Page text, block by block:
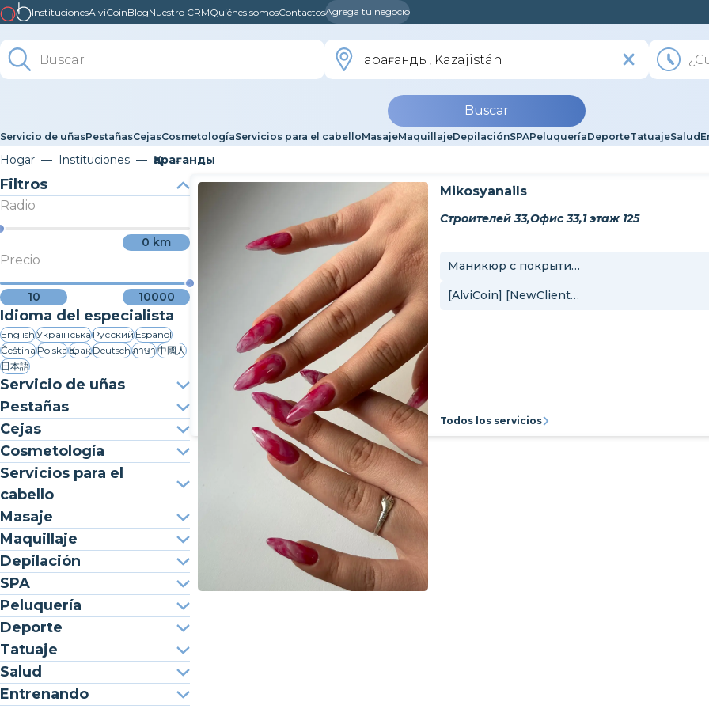
InstitucionesAlviCoinBlogNuestro CRMQuiénes somosContactosAgrega tu negocio
Buscar
Servicio de uñasPestañasCejasCosmetologíaServicios para el cabelloMasajeMaquillajeDepilaciónSPAPeluqueríaDeporteTatuajeSalud
Hogar Instituciones Қарағанды
Filtros
Radio
0 km
Precio
10 10000
Idioma del especialista
EnglishУкраїнськаРусскийEspañol
ČeštinaPolskaҚазақDeutschภาษา中國人
日本語
Servicio de uñas
Pestañas
Cejas
Cosmetología
Servicios para el
cabello
Masaje
Maquillaje
Depilación
SPA
Peluquería
Deporte
Tatuaje
Salud
Entrenando
Mikosyanails
Строителей 33,Офис 33,1 этаж 125
Маникюр с покрытием
[AlviCoin] [NewClient] Маникюр с покрытием
Todos los servicios